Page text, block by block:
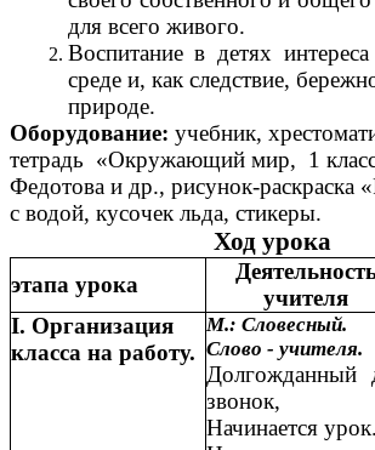
для всего живого.
Воспитание в детях
среде и, как следствие,
природе.
Оборудование: учебник,
тетрадь «Окружающий мир, 1
Федотова и др., рисунок-раскраска
с водой, кусочек льда, стикеры.
Ход урока
этапа урока
учителя
Ι. Организация
класса на работу.
М.: Словесный.
Слово - учителя.
Долгожданный
звонок,
Начинается урок.